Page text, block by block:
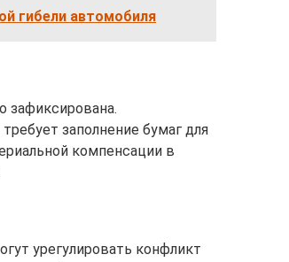
гибели автомобиля
зафиксирована.
заполнение бумаг для
компенсации в
урегулировать конфликт